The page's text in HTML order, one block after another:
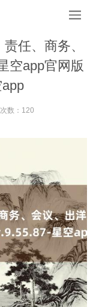
任、商务、
空app官网版
数：120